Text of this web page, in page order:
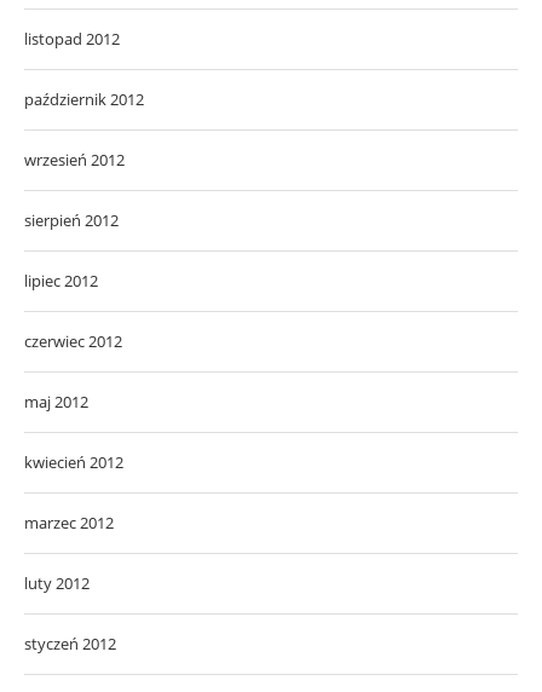
listopad 2012
październik 2012
wrzesień 2012
sierpień 2012
lipiec 2012
czerwiec 2012
maj 2012
kwiecień 2012
marzec 2012
luty 2012
styczeń 2012